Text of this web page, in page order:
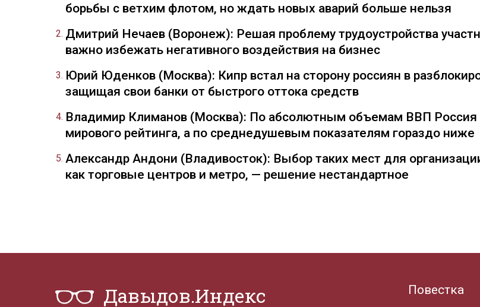
борьбы с ветхим флотом, но ждать новых аварий больше нельзя
Дмитрий Нечаев (Воронеж): Решая проблему трудоустройства
важно избежать негативного воздействия на бизнес
Юрий Юденков (Москва): Кипр встал на сторону россиян в
защищая свои банки от быстрого оттока средств
Владимир Климанов (Москва): По абсолютным объемам ВВП Россия
мирового рейтинга, а по среднедушевым показателям гораздо ниже
Александр Андони (Владивосток): Выбор таких мест для
как торговые центров и метро, — решение нестандартное
Давыдов.Индекс
Повестка